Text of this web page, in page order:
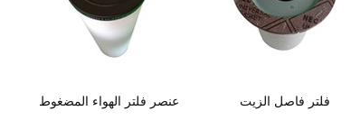
عنصر فلتر الهواء المضغوط فلتر فاصل الزيت